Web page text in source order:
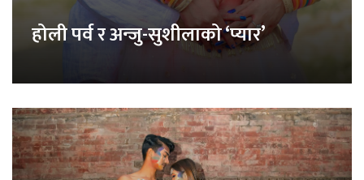
होली पर्व र अन्जु-सुशीलाको ‘प्यार’